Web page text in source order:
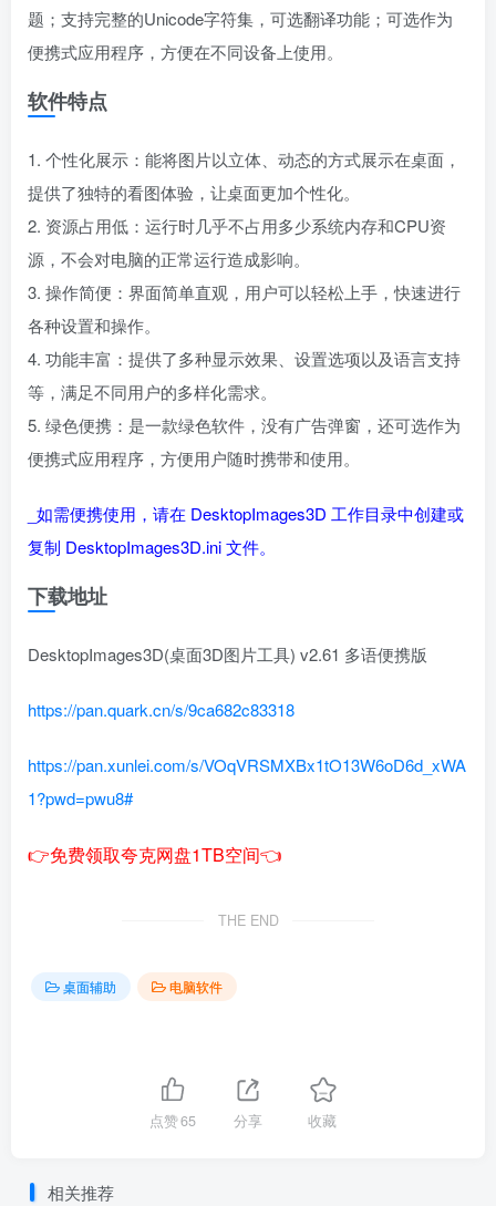
题；支持完整的Unicode字符集，可选翻译功能；可选作为
便携式应用程序，方便在不同设备上使用。
软件特点
1. 个性化展示：能将图片以立体、动态的方式展示在桌面，
提供了独特的看图体验，让桌面更加个性化。
2. 资源占用低：运行时几乎不占用多少系统内存和CPU资
源，不会对电脑的正常运行造成影响。
3. 操作简便：界面简单直观，用户可以轻松上手，快速进行
各种设置和操作。
4. 功能丰富：提供了多种显示效果、设置选项以及语言支持
等，满足不同用户的多样化需求。
5. 绿色便携：是一款绿色软件，没有广告弹窗，还可选作为
便携式应用程序，方便用户随时携带和使用。
_如需便携使用，请在 DesktopImages3D 工作目录中创建或
复制 DesktopImages3D.ini 文件。
下载地址
DesktopImages3D(桌面3D图片工具) v2.61 多语便携版
https://pan.quark.cn/s/9ca682c83318
https://pan.xunlei.com/s/VOqVRSMXBx1tO13W6oD6d_xWA
1?pwd=pwu8#
👉免费领取夸克网盘1TB空间👈
THE END
桌面辅助 电脑软件
点赞65 分享 收藏
相关推荐